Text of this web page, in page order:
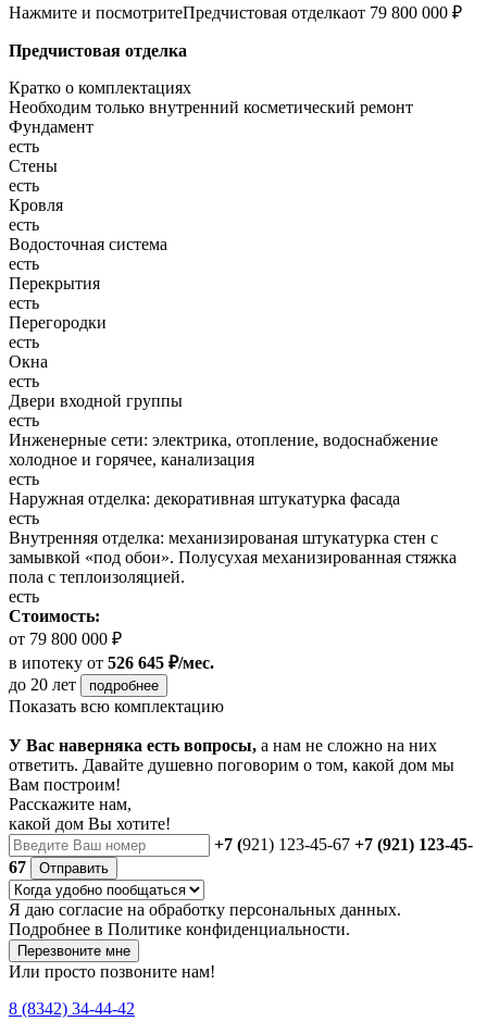
Нажмите и посмотритеПредчистовая отделкаот 79 800 000 ₽
Предчистовая отделка
Кратко о комплектациях
Необходим только внутренний косметический ремонт
Фундамент
есть
Стены
есть
Кровля
есть
Водосточная система
есть
Перекрытия
есть
Перегородки
есть
Окна
есть
Двери входной группы
есть
Инженерные сети: электрика, отопление, водоснабжение
холодное и горячее, канализация
есть
Наружная отделка: декоративная штукатурка фасада
есть
Внутренняя отделка: механизированая штукатурка стен с
замывкой «под обои». Полусухая механизированная стяжка
пола с теплоизоляцией.
есть
Стоимость:
от 79 800 000 ₽
в ипотеку от 526 645 ₽/мес.
до 20 лет
подробнее
Показать всю комплектацию
У Вас наверняка есть вопросы, а нам не сложно на них
ответить. Давайте душевно поговорим о том, какой дом мы
Вам построим!
Расскажите нам,
какой дом Вы хотите!
+7 (921) 123-45-67 +7 (921) 123-45-
67
Отправить
Я даю согласие на обработку персональных данных.
Подробнее в Политике конфиденциальности.
Перезвоните мне
Или просто позвоните нам!
8 (8342) 34-44-42